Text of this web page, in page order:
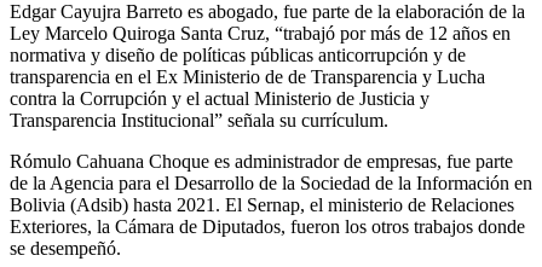
Edgar Cayujra Barreto es abogado, fue parte de la elaboración de la
Ley Marcelo Quiroga Santa Cruz, “trabajó por más de 12 años en
normativa y diseño de políticas públicas anticorrupción y de
transparencia en el Ex Ministerio de de Transparencia y Lucha
contra la Corrupción y el actual Ministerio de Justicia y
Transparencia Institucional” señala su currículum.
Rómulo Cahuana Choque es administrador de empresas, fue parte
de la Agencia para el Desarrollo de la Sociedad de la Información en
Bolivia (Adsib) hasta 2021. El Sernap, el ministerio de Relaciones
Exteriores, la Cámara de Diputados, fueron los otros trabajos donde
se desempeñó.